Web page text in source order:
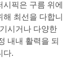
픽은 구름 위에
최선을 다합니
시거나 다양한
내내 활력을 되
다.